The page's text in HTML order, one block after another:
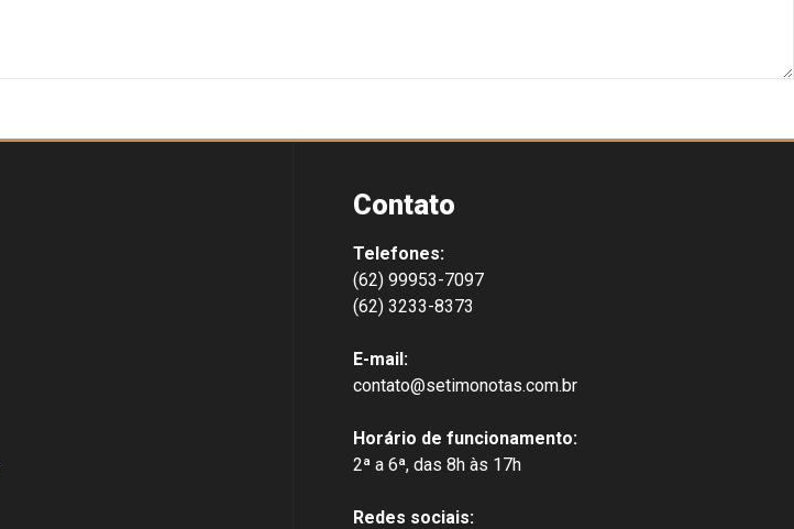
Contato
Telefones:
(62) 99953-7097
(62) 3233-8373
E-mail:
contato@setimonotas.com.br
Horário de funcionamento:
2ª a 6ª, das 8h às 17h
Redes sociais: